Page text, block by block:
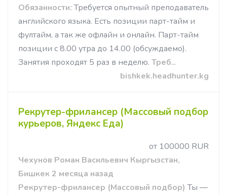
Обязанности:Требуется опытный преподаватель
английского языка. Есть позиции парт-тайм и
фултайм, а так же офлайн и онлайн. Парт-тайм
позиции с 8.00 утра до 14.00 (обсуждаемо).
Занятия проходят 5 раз в неделю. Треб...
bishkek.headhunter.kg
Рекрутер-фрилансер (Массовый подбор
курьеров, Яндекс Еда)
от 100000 RUR
Чехунов Роман Васильевич Кыргызстан,
Бишкек 2 месяца назад
Рекрутер-фрилансер (Массовый подбор) Ты —